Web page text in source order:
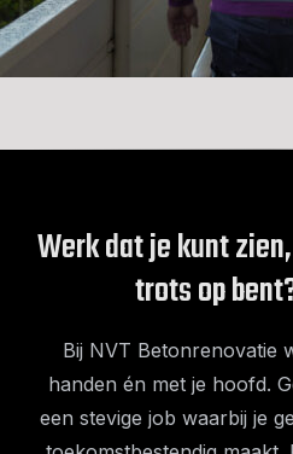
Werk dat je kunt
trots op
Bij NVT Betonrenovatie
handen én met je hoofd.
een stevige job waarbij je